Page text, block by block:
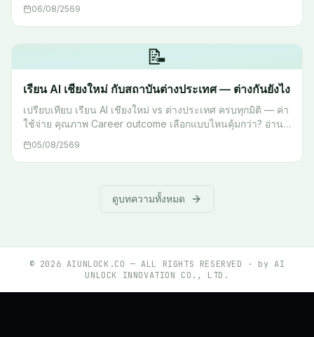
06/08/2569
📝
เรียน AI เชียงใหม่ กับสถาบันต่างประเทศ — ต่างกันยังไง
เปรียบเทียบ เรียน AI เชียงใหม่ vs ต่างประเทศ ครบทุกมิติ — ค่า
ใช้จ่าย คุณภาพ Career outcome เลือกแบบไหนคุ้มกว่า? อ่าน
05/08/2569
ดูบทความทั้งหมด
© 2026 AIUNLOCK.CO — ALL RIGHTS RESERVED · by AI
UNLOCK INNOVATION CO., LTD.